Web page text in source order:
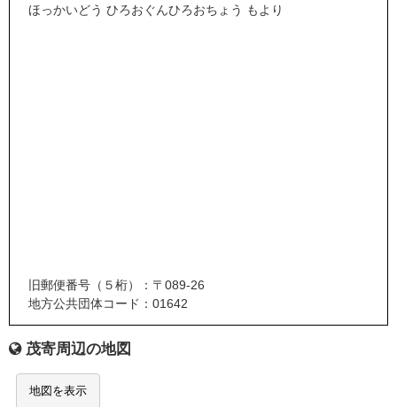
ほっかいどう ひろおぐんひろおちょう もより
旧郵便番号（５桁）：〒089-26
地方公共団体コード：01642
茂寄周辺の地図
地図を表示